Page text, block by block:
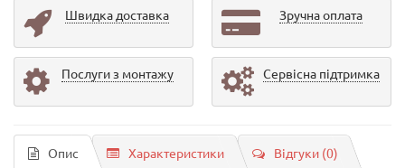
Швидка доставка Зручна оплата
Послуги з монтажу Сервісна підтримка
Опис Характеристики Відгуки (0)